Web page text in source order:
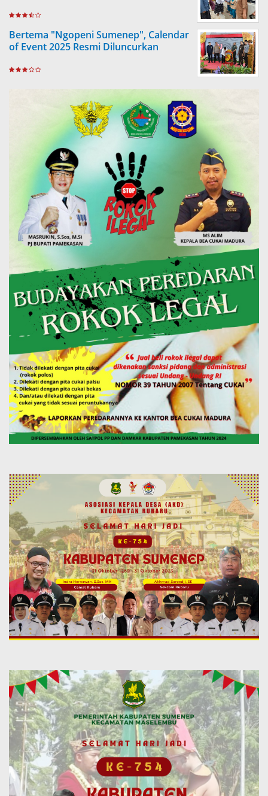
Bertema "Ngopeni Sumenep", Calendar
of Event 2025 Resmi Diluncurkan